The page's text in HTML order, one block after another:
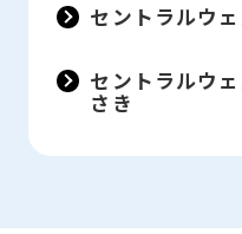
セントラルウ
セントラルウ
さき